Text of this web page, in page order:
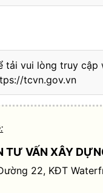
tải vui lòng truy cập
tcvn.gov.vn
TƯ VẤN XÂY
22, KĐT